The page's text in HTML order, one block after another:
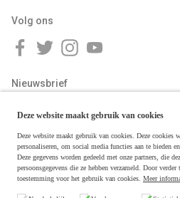
Volg ons
Nieuwsbrief
Deze website maakt gebruik van cookies
Deze website maakt gebruik van cookies. Deze cookies
personaliseren, om social media functies aan te bieden
Deze gegevens worden gedeeld met onze partners, die
persoonsgegevens die ze hebben verzameld. Door
toestemming voor het gebruik van cookies. Meer